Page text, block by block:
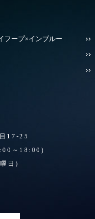
フープ×インブルー
17-25
～18:00)
日）